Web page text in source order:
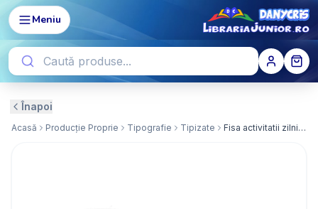
Meniu
Înapoi
Acasă Producție Proprie Tipografie Tipizate Fisa activitatii zilnice pt. autovehicule A4 orizontal set/100 ( Dany Cris )